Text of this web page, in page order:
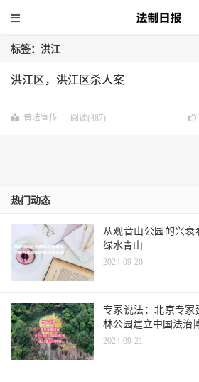
标签：洪江
洪江区，洪江区杀人案
普法宣传 阅读(487)
热门动态
从观音山公园的兴衰
绿水青山
2024-09-20
专家说法：北京专家
林公园建立中国法治
2024-09-21